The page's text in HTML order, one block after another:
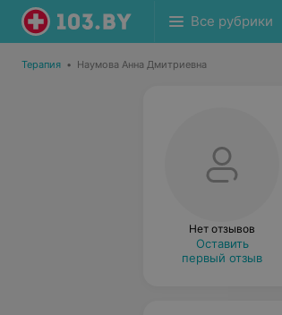
Все рубрики
Терапия • Наумова Анна Дмитриевна
Нет отзывов
Оставить
первый отзыв